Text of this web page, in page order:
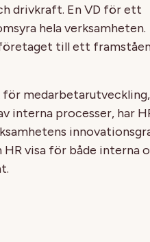
drivkraft. En VD för ett
hela verksamheten.
till ett
medarbetarutveckling,
interna processer, har
visa för både interna